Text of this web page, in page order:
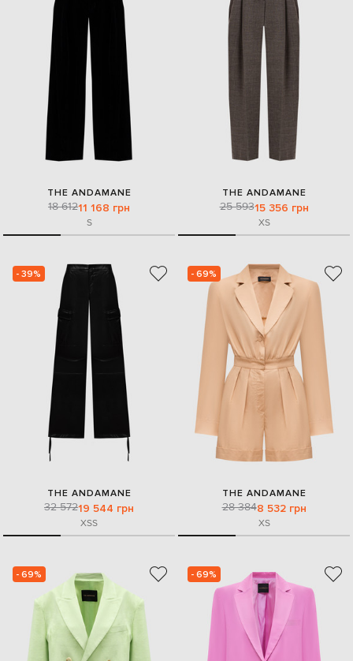
THE ANDAMANE
18 61211 168 грн
S
THE ANDAMANE
25 59315 356 грн
XS
- 39%
THE ANDAMANE
32 57219 544 грн
XSS
- 69%
THE ANDAMANE
28 3848 532 грн
XS
- 69% - 69%